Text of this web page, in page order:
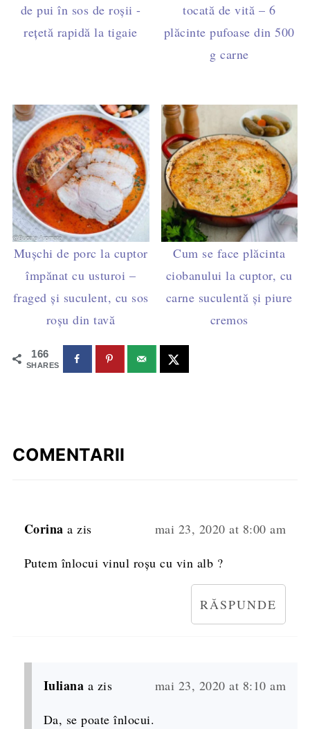
de pui în sos de roșii -
rețetă rapidă la tigaie
tocată de vită – 6
plăcinte pufoase din 500
g carne
Mușchi de porc la cuptor
împănat cu usturoi –
fraged și suculent, cu sos
roșu din tavă
Cum se face plăcinta
ciobanului la cuptor, cu
carne suculentă și piure
cremos
166
SHARES
COMENTARII
Corina a zis mai 23, 2020 at 8:00 am
Putem înlocui vinul roșu cu vin alb ?
RĂSPUNDE
Iuliana a zis mai 23, 2020 at 8:10 am
Da, se poate înlocui.